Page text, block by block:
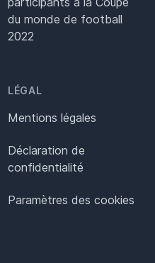
du monde de football
2022
LÉGAL
Mentions légales
Déclaration de
confidentialité
Paramètres des cookies